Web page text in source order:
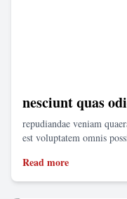
nesciunt quas
repudiandae veniam
est voluptatem omnis
Read more